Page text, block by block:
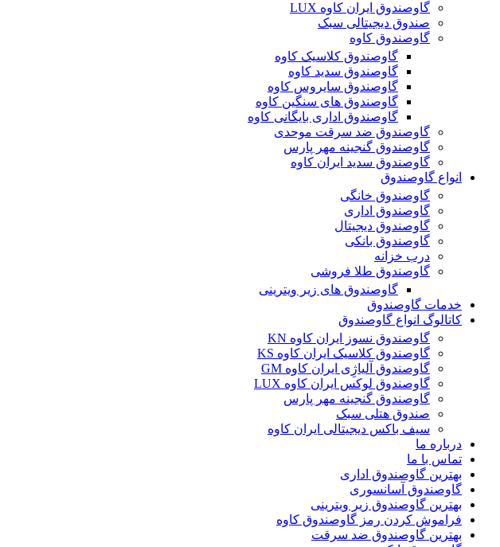
گاوصندوق ایران کاوه LUX
صندوق دیجیتالی سبک
گاوصندوق کاوه
گاوصندوق کلاسیک کاوه
گاوصندوق سدید کاوه
گاوصندوق سایروس کاوه
گاوصندوق های سنگین کاوه
گاوصندوق اداری بایگانی کاوه
گاوصندوق ضد سرقت موحدی
گاوصندوق گنجینه مهر پارس
گاوصندوق سدید ایران کاوه
انواع گاوصندوق
گاوصندوق خانگی
گاوصندوق اداری
گاوصندوق دیجیتال
گاوصندوق بانکی
درب خزانه
گاوصندوق طلا فروشی
گاوصندوق های زیر ویترینی
خدمات گاوصندوق
کاتالوگ انواع گاوصندوق
گاوصندوق نسوز ایران کاوه KN
گاوصندوق کلاسیک ایران کاوه KS
گاوصندوق آلیاژِی ایران کاوه GM
گاوصندوق لوکس ایران کاوه LUX
گاوصندوق گنجینه مهر پارس
صندوق هتلی سبک
سیف باکس دیجیتالی ایران کاوه
درباره ما
تماس با ما
بهترین گاوصندوق اداری
گاوصندوق آسانسوری
بهترین گاوصندوق زیر ویترینی
فراموش کردن رمز گاوصندوق کاوه
بهترین گاوصندوق ضد سرقت